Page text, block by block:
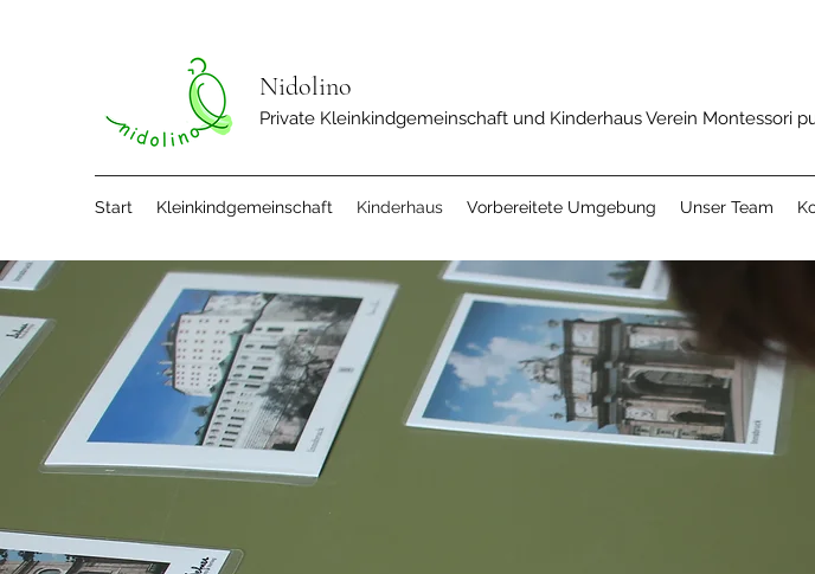
Nidolino
Private Kleinkindgemeinschaft und Kinderhaus Verein Montessori
Start Kleinkindgemeinschaft Kinderhaus Vorbereitete Umgebung Unser Team